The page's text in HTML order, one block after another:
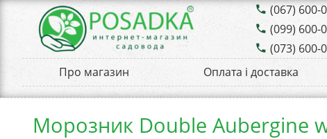
phone (067) 600-
phone (099) 600-
phone (073) 600-
Про магазин Оплата і доставка
Морозник Double Aubergine